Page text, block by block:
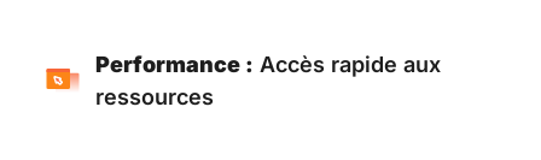
Performance : Accès rapide aux
ressources